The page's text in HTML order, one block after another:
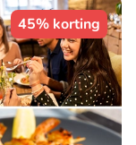
45% korting